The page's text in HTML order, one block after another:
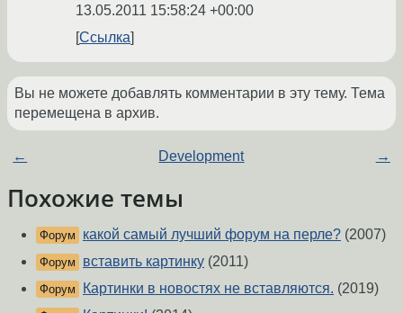
13.05.2011 15:58:24 +00:00
Ссылка
Вы не можете добавлять комментарии в эту тему. Тема
перемещена в архив.
← Development →
Похожие темы
Форум какой самый лучший форум на перле? (2007)
Форум вставить картинку (2011)
Форум Картинки в новостях не вставляются. (2019)